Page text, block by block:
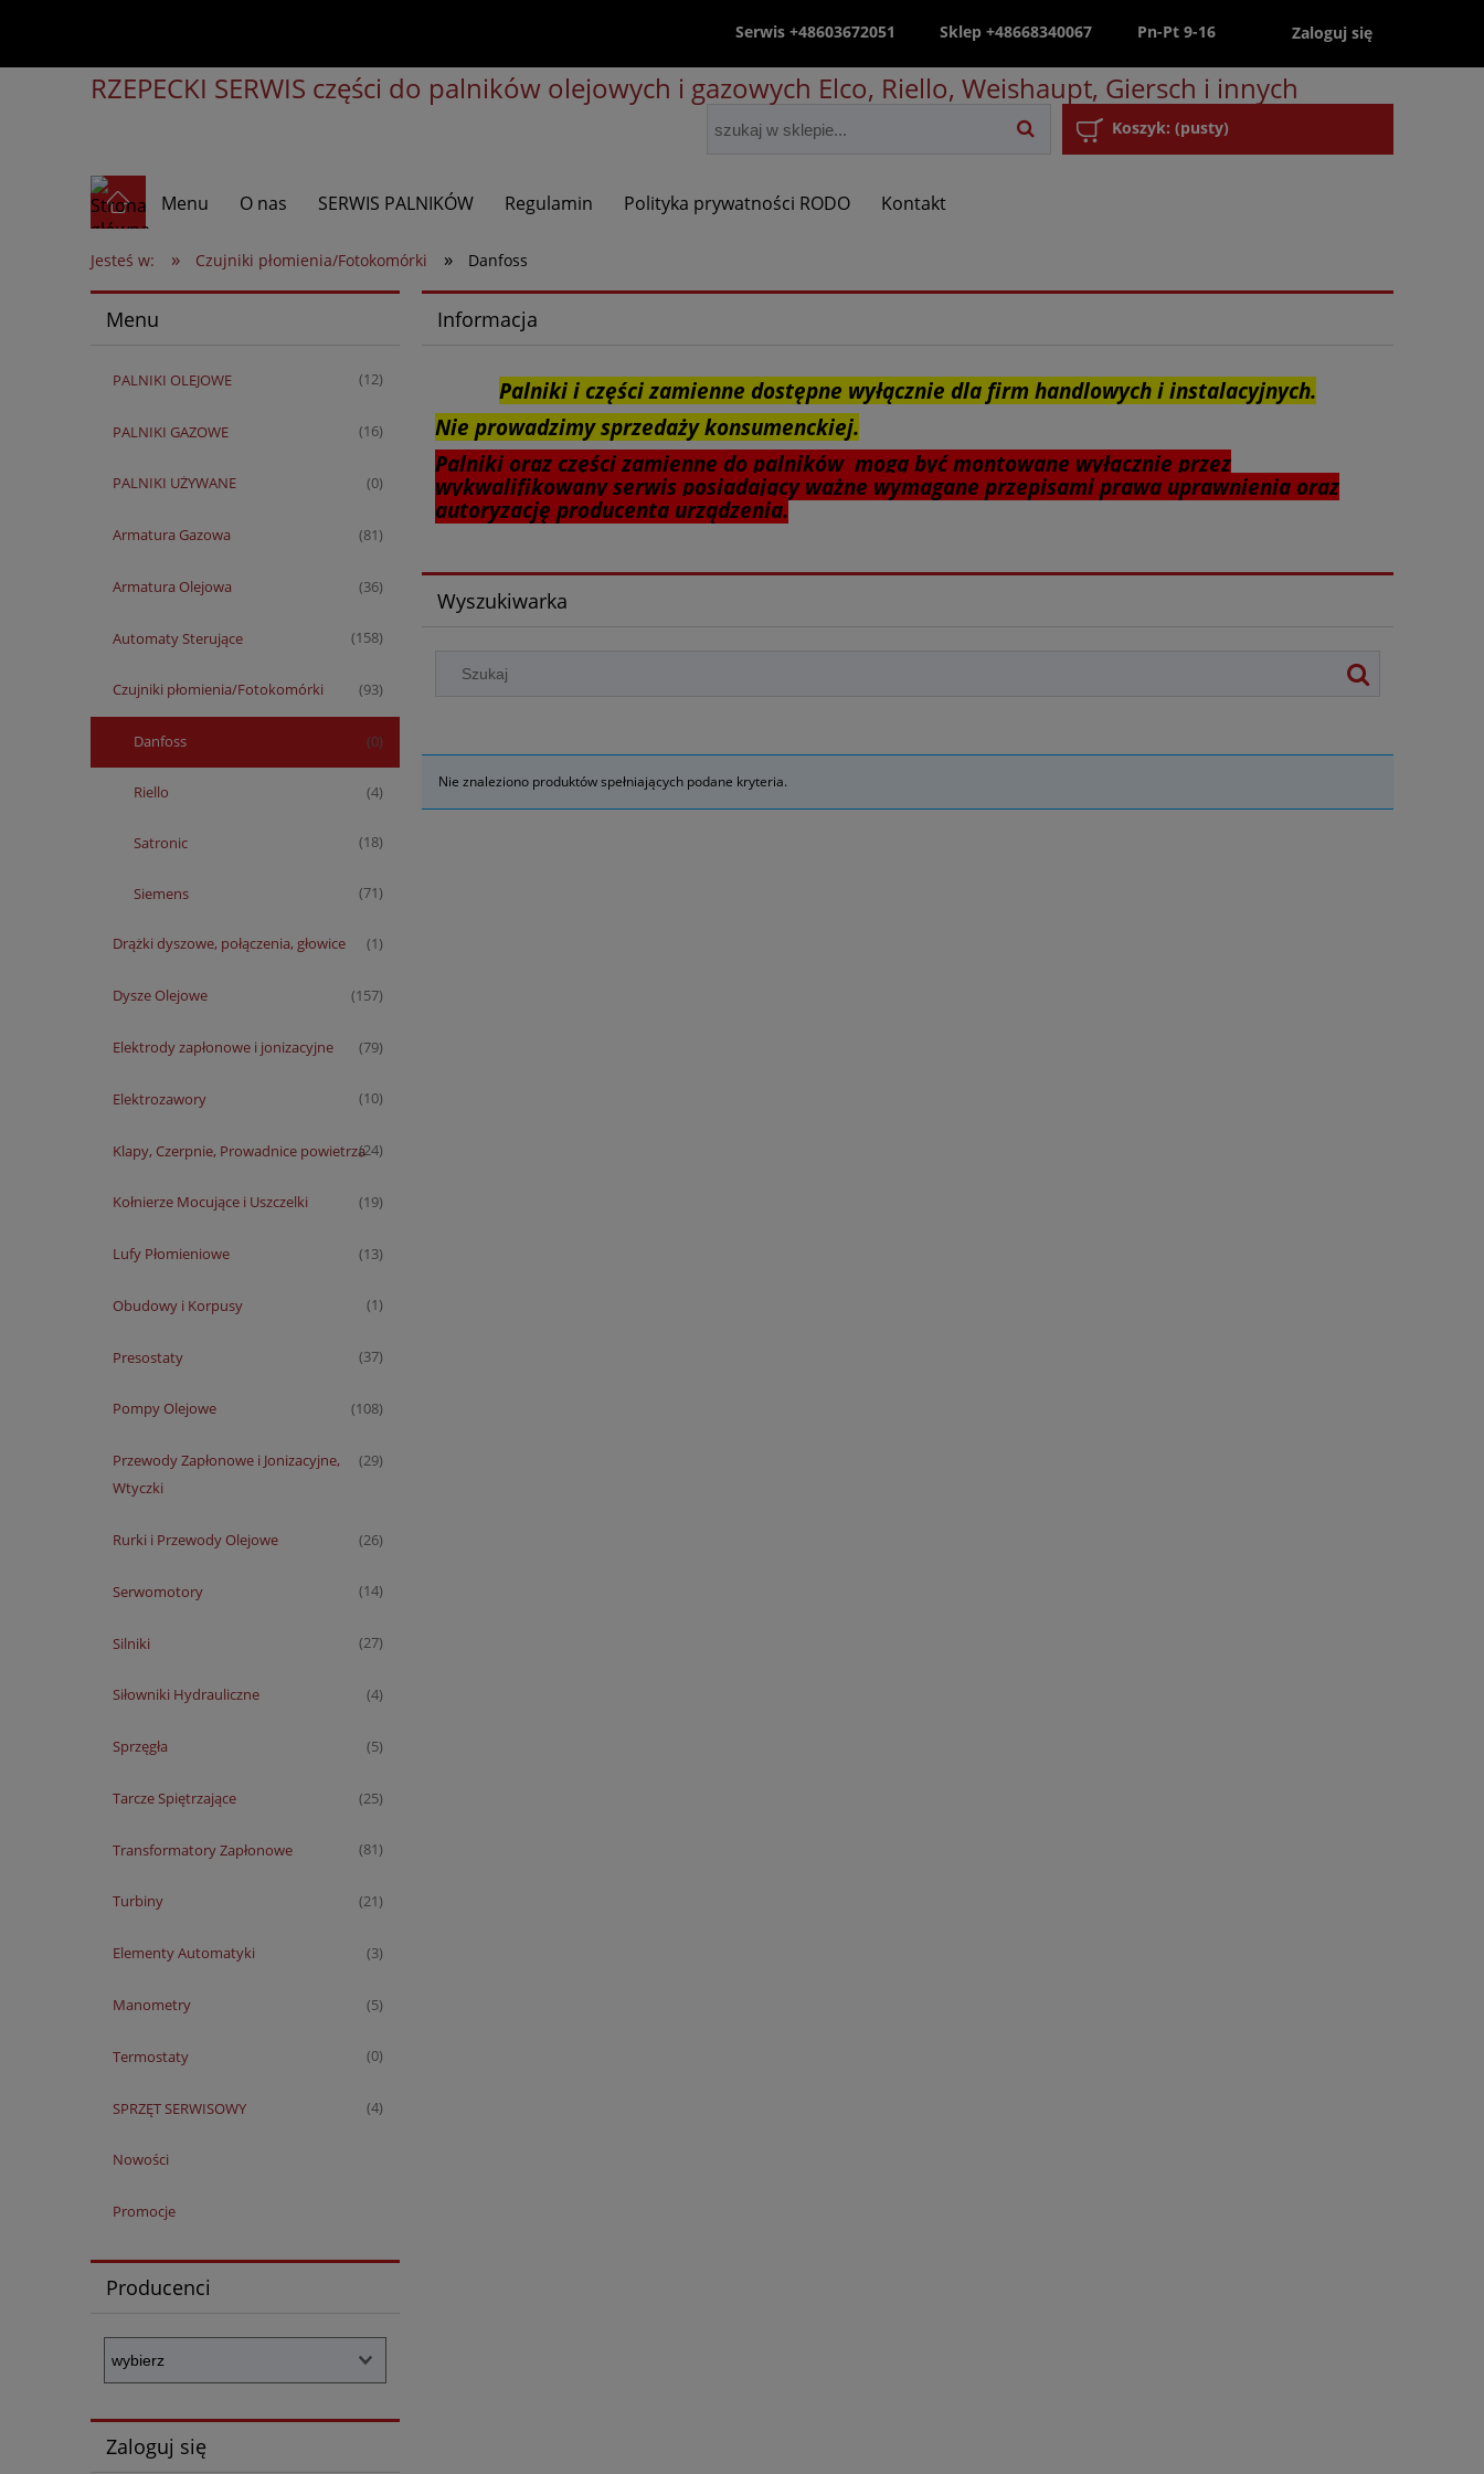
Serwis +48603672051 Sklep +48668340067 Pn-Pt 9-16 Zaloguj się
RZEPECKI SERWIS części do palników olejowych i gazowych Elco, Riello, Weishaupt, Giersch i innych
Koszyk: (pusty)
Menu O nas SERWIS PALNIKÓW Regulamin Polityka prywatności RODO Kontakt
Jesteś w: » Czujniki płomienia/Fotokomórki » Danfoss
Menu
PALNIKI OLEJOWE (12)
PALNIKI GAZOWE (16)
PALNIKI UŻYWANE (0)
Armatura Gazowa (81)
Armatura Olejowa (36)
Automaty Sterujące (158)
Czujniki płomienia/Fotokomórki (93)
Danfoss (0)
Riello (4)
Satronic (18)
Siemens (71)
Drążki dyszowe, połączenia, głowice (1)
Dysze Olejowe (157)
Elektrody zapłonowe i jonizacyjne (79)
Elektrozawory (10)
Klapy, Czerpnie, Prowadnice powietrza(24)
Kołnierze Mocujące i Uszczelki (19)
Lufy Płomieniowe (13)
Obudowy i Korpusy (1)
Presostaty (37)
Pompy Olejowe (108)
Przewody Zapłonowe i Jonizacyjne,
Wtyczki
(29)
Rurki i Przewody Olejowe (26)
Serwomotory (14)
Silniki (27)
Siłowniki Hydrauliczne (4)
Sprzęgła (5)
Tarcze Spiętrzające (25)
Transformatory Zapłonowe (81)
Turbiny (21)
Elementy Automatyki (3)
Manometry (5)
Termostaty (0)
SPRZĘT SERWISOWY (4)
Nowości
Promocje
Producenci
Zaloguj się
Informacja
Palniki i części zamienne dostępne wyłącznie dla firm handlowych i instalacyjnych.
Nie prowadzimy sprzedaży konsumenckiej.
Palniki oraz części zamienne do palników mogą być montowane wyłącznie przez
wykwalifikowany serwis posiadający ważne wymagane przepisami prawa uprawnienia oraz
autoryzację producenta urządzenia.
Wyszukiwarka
Nie znaleziono produktów spełniających podane kryteria.